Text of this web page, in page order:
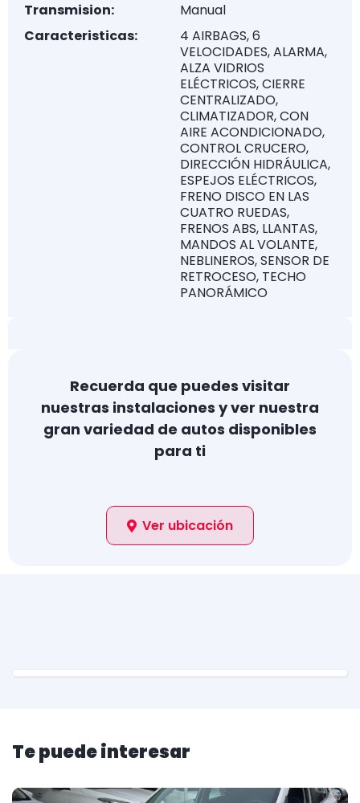
Transmision:
Manual
Caracteristicas:
4 AIRBAGS, 6
VELOCIDADES, ALARMA,
ALZA VIDRIOS
ELÉCTRICOS, CIERRE
CENTRALIZADO,
CLIMATIZADOR, CON
AIRE ACONDICIONADO,
CONTROL CRUCERO,
DIRECCIÓN HIDRÁULICA,
ESPEJOS ELÉCTRICOS,
FRENO DISCO EN LAS
CUATRO RUEDAS,
FRENOS ABS, LLANTAS,
MANDOS AL VOLANTE,
NEBLINEROS, SENSOR DE
RETROCESO, TECHO
PANORÁMICO
Recuerda que puedes visitar
nuestras instalaciones y ver nuestra
gran variedad de autos disponibles
para ti
Ver ubicación
Te puede interesar